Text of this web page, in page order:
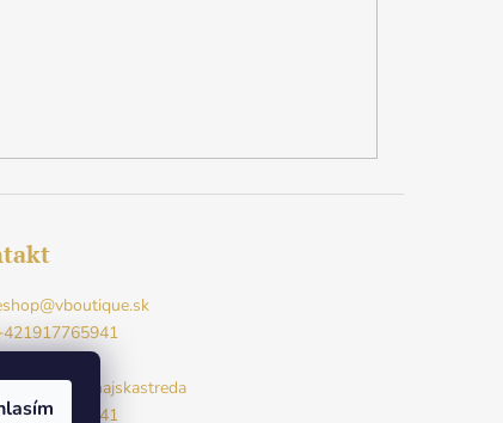
@vboutique.sk